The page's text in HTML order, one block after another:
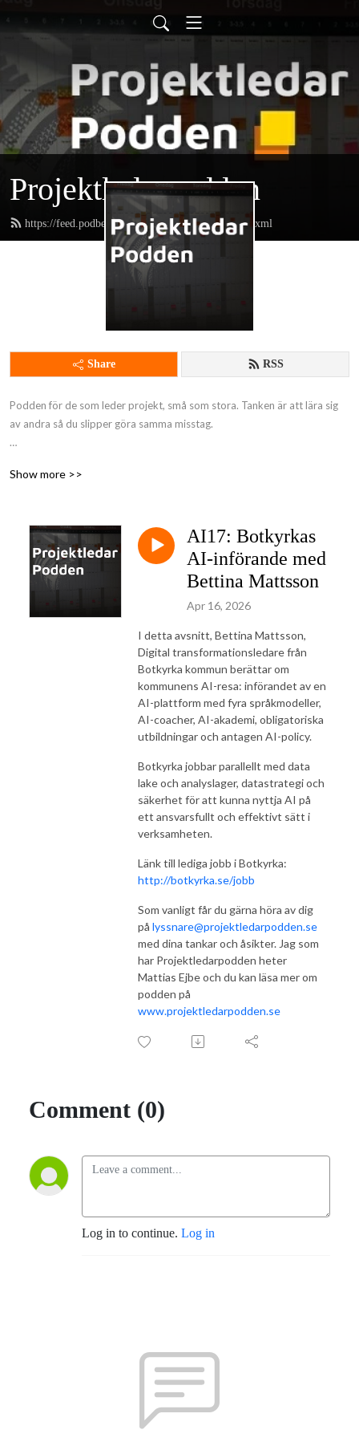
Projektledarpodden
https://feed.podbean.com/projektledarpodden/feed.xml
Share RSS
Podden för de som leder projekt, små som stora. Tanken är att lära sig
av andra så du slipper göra samma misstag.
vattenfallsmodell, dessa utmaningar och dess lösningar går vi igenom i
Fokus är alltid på vad vi kan lära oss snarare än på personen som
intervjuas.
Show more >>
AI17: Botkyrkas
AI-införande med
Bettina Mattsson
Apr 16, 2026
I detta avsnitt, Bettina Mattsson,
Digital transformationsledare från
Botkyrka kommun berättar om
kommunens AI-resa: införandet av en
AI-plattform med fyra språkmodeller,
AI-coacher, AI-akademi, obligatoriska
utbildningar och antagen AI-policy.
Botkyrka jobbar parallellt med data
lake och analyslager, datastrategi och
säkerhet för att kunna nyttja AI på
ett ansvarsfullt och effektivt sätt i
verksamheten.
Länk till lediga jobb i Botkyrka:
http://botkyrka.se/jobb
Som vanligt får du gärna höra av dig
på lyssnare@projektledarpodden.se
med dina tankar och åsikter. Jag som
har Projektledarpodden heter
Mattias Ejbe och du kan läsa mer om
podden på
www.projektledarpodden.se
Comment (0)
Log in to continue. Log in